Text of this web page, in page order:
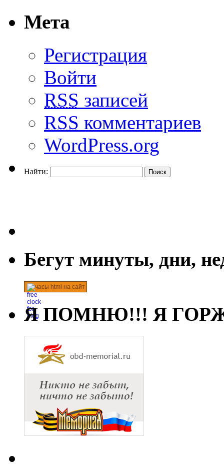
Мета
Регистрация
Войти
RSS записей
RSS комментариев
WordPress.org
Найти:
Бегут минуты, дни,
часы html на сайт
Я ПОМНЮ!!! Я